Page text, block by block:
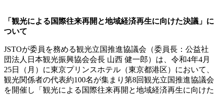
「観光による国際往来再開と地域経済再生に向けた決議」に
ついて
JSTOが委員を務める観光立国推進協議会（委員長：公益社
団法人日本観光振興協会会長 山西 健一郎）は、令和4年4月
25日（月）に東京プリンスホテル（東京都港区）において、
観光関係者の代表約100名が集まり第8回観光立国推進協議会
を開催し「観光による国際往来再開と地域経済再生に向けた